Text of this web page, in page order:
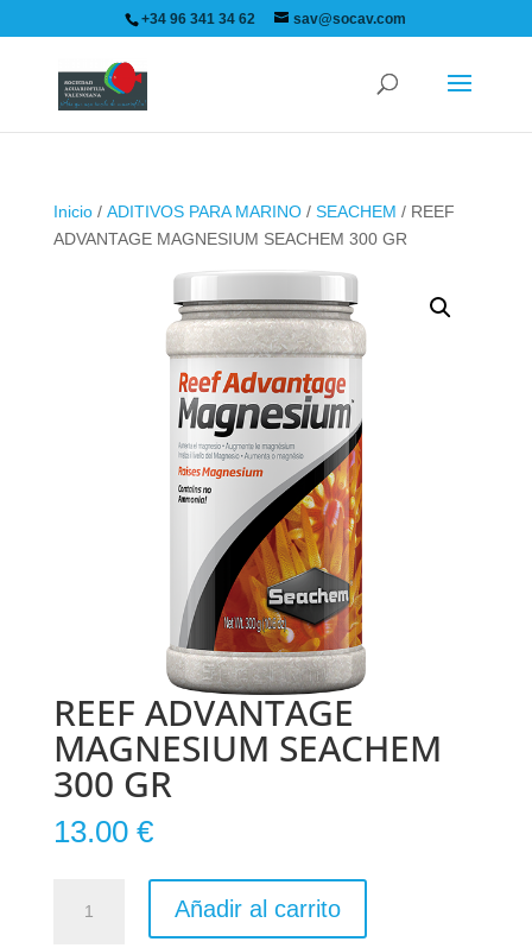
+34 96 341 34 62 sav@socav.com
Inicio/ ADITIVOS PARA MARINO/ SEACHEM / REEF
ADVANTAGE MAGNESIUM SEACHEM 300 GR
REEF ADVANTAGE
MAGNESIUM SEACHEM
300 GR
13.00 €
ADVANTAGE
Añadir al carrito